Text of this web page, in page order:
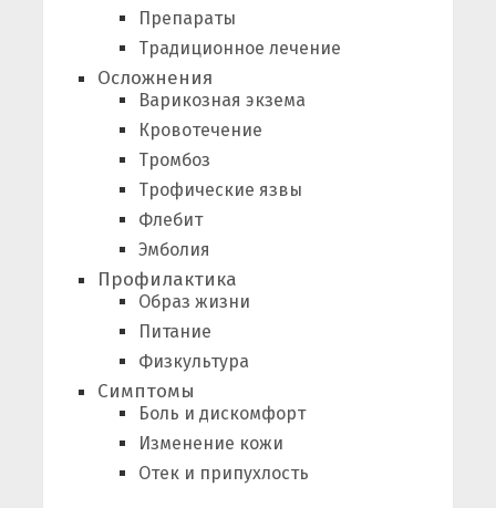
Препараты
Традиционное лечение
Осложнения
Варикозная экзема
Кровотечение
Тромбоз
Трофические язвы
Флебит
Эмболия
Профилактика
Образ жизни
Питание
Физкультура
Симптомы
Боль и дискомфорт
Изменение кожи
Отек и припухлость